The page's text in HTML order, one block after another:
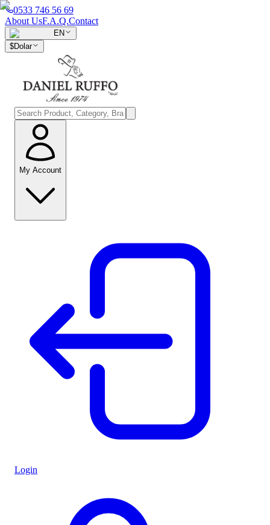
0533 746 56 69
About UsF.A.Q.Contact
EN
$Dolar
My Account
Login